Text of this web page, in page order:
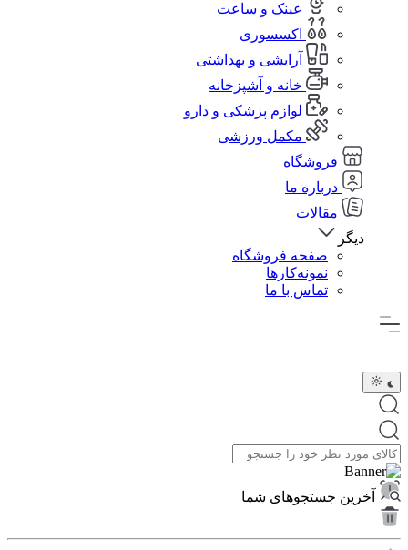
عینک و ساعت
اکسسوری
آرایشی و بهداشتی
خانه و آشپزخانه
لوازم پزشکی و دارو
مکمل ورزشی
فروشگاه
درباره ما
مقالات
دیگر
صفحه فروشگاه
نمونه‌کارها
تماس با ما
آخرین جستجوهای شما